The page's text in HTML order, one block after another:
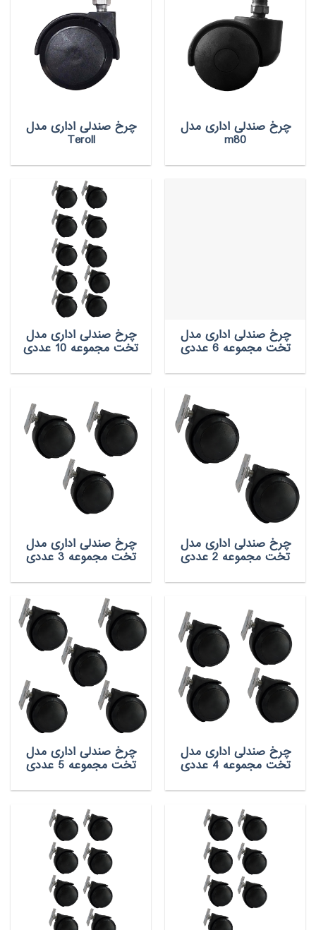
چرخ صندلی اداری مدل
m80
چرخ صندلی اداری مدل
Teroll
چرخ صندلی اداری مدل
تخت مجموعه 6 عددی
چرخ صندلی اداری مدل
تخت مجموعه 10 عددی
چرخ صندلی اداری مدل
تخت مجموعه 2 عددی
چرخ صندلی اداری مدل
تخت مجموعه 3 عددی
چرخ صندلی اداری مدل
تخت مجموعه 4 عددی
چرخ صندلی اداری مدل
تخت مجموعه 5 عددی